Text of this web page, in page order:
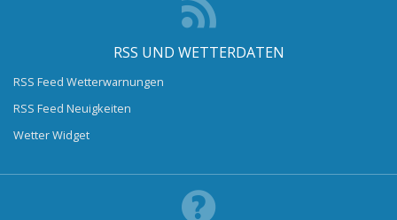
RSS UND WETTERDATEN
RSS Feed Wetterwarnungen
RSS Feed Neuigkeiten
Wetter Widget